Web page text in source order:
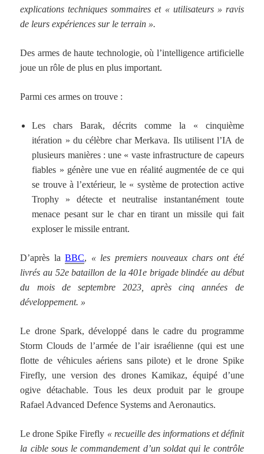
explications techniques sommaires et « utilisateurs » ravis
de leurs expériences sur le terrain ».
Des armes de haute technologie, où l’intelligence artificielle
joue un rôle de plus en plus important.
Parmi ces armes on trouve :
Les chars Barak, décrits comme la « cinquième
itération » du célèbre char Merkava. Ils utilisent l’IA de
plusieurs manières : une « vaste infrastructure de capeurs
fiables » génère une vue en réalité augmentée de ce qui
se trouve à l’extérieur, le « système de protection active
Trophy » détecte et neutralise instantanément toute
menace pesant sur le char en tirant un missile qui fait
exploser le missile entrant.
D’après laBBC, « les premiers nouveaux chars ont été
livrés au 52e bataillon de la 401e brigade blindée au début
du mois de septembre 2023, après cinq années de
développement. »
Le drone Spark, développé dans le cadre du programme
Storm Clouds de l’armée de l’air israélienne (qui est une
flotte de véhicules aériens sans pilote) et le drone Spike
Firefly, une version des drones Kamikaz, équipé d’une
ogive détachable. Tous les deux produit par le groupe
Rafael Advanced Defence Systems and Aeronautics.
Le drone Spike Firefly « recueille des informations et définit
la cible sous le commandement d’un soldat qui le contrôle